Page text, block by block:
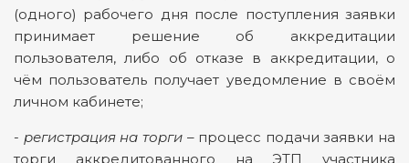
(одного) рабочего дня после поступления заявки
принимает решение об аккредитации
пользователя, либо об отказе в аккредитации, о
чём пользователь получает уведомление в своём
личном кабинете;
- регистрация на торги– процесс подачи заявки на
торги аккредитованного на ЭТП участника